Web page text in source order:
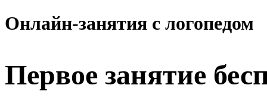
Онлайн-занятия с логопедом
Первое занятие